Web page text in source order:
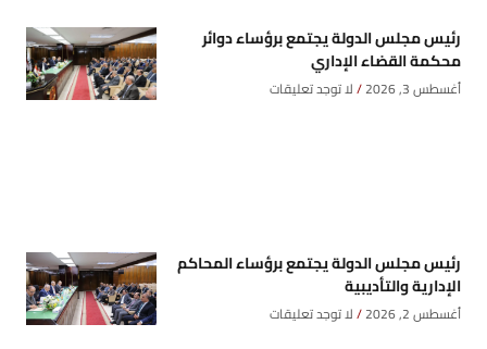
رئيس مجلس الدولة يجتمع برؤساء دوائر
محكمة القضاء الإداري
أغسطس 3, 2026 لا توجد تعليقات
رئيس مجلس الدولة يجتمع برؤساء المحاكم
الإدارية والتأديبية
أغسطس 2, 2026 لا توجد تعليقات